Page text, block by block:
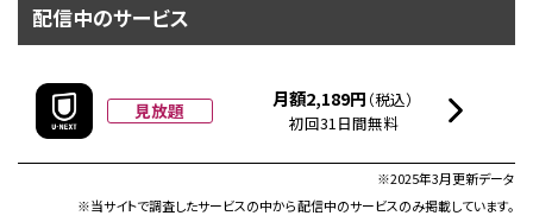
配信中のサービス
見放題 月額2,189円 （税込）
初回31日間無料
※2025年3月更新データ
※当サイトで調査したサービスの中から配信中のサービスのみ掲載しています。